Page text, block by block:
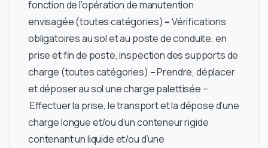
fonction de l’opération de manutention
envisagée (toutes catégories) –Vérifications
obligatoires au sol et au poste de conduite, en
prise et fin de poste, inspection des supports de
charge (toutes catégories) –Prendre, déplacer
et déposer au sol une charge palettisée –
Effectuer la prise, le transport et la dépose d’une
charge longue et/ou d’un conteneur rigide
contenant un liquide et/ou d’une